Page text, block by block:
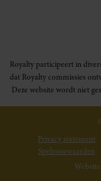
Royalty participeert in
dat Royalty commissies
Deze website wordt niet
Privacy statement
Spelvoorwaarden
MEER
Nee, ik ben